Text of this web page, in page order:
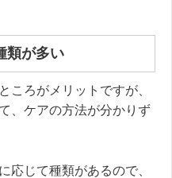
類が多い
ころがメリットですが、
、ケアの方法が分かりず
応じて種類があるので、